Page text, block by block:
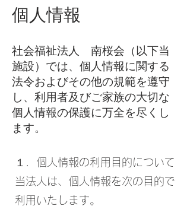
​PHILOSOPHY
お問い合わせ
サイトポリシー
​SITE POLICE
社会福祉法人 南桜会（以下当
施設）では、個人情報に関する
法令およびその他の規範を遵守
し、利用者及びご家族の大切な
個人情報の保護に万全を尽くし
ます。
１．個人情報の利用目的について
当法人は、個人情報を次の目的で
利用いたします。
個人情報